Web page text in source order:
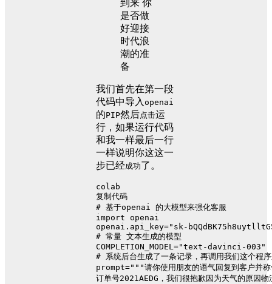
我们首先在第一段
代码中导入 openai
的PIP然后点击运
行，如果运行代码
和我一样最后一行
一样说明你这这一
步已经成功了。
colab
复制代码
# 基于openai 的大模型来强化客服
import openai
openai.api_key="sk-
# 常量 文本生成的模型
COMPLETION_MODEL="text-davinci-003"
# 系统后台生成了一条记录，再调用我们这个程
prompt="""请你使用朋友的语气回复到客户并称
订单号2021AEDG，我们很抱歉因为天气的原因